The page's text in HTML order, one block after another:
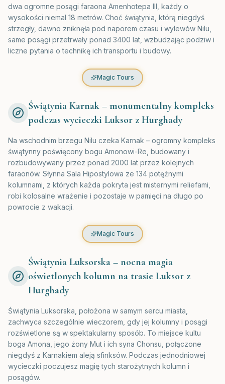
dwa ogromne posągi faraona Amenhotepa III, każdy o
wysokości niemal 18 metrów. Choć świątynia, którą niegdyś
strzegły, dawno zniknęła pod naporem czasu i wylewów Nilu,
same posągi przetrwały ponad 3400 lat, wzbudzając podziw i
liczne pytania o technikę ich transportu i budowy.
Magic Tours
Świątynia Karnak – monumentalny kompleks
podczas wycieczki Luksor z Hurghady
Na wschodnim brzegu Nilu czeka Karnak – ogromny kompleks
świątynny poświęcony bogu Amonowi-Re, budowany i
rozbudowywany przez ponad 2000 lat przez kolejnych
faraonów. Słynna Sala Hipostylowa ze 134 potężnymi
kolumnami, z których każda pokryta jest misternymi reliefami,
robi kolosalne wrażenie i pozostaje w pamięci na długo po
powrocie z wakacji.
Magic Tours
Świątynia Luksorska – nocna magia
oświetlonych kolumn na trasie Luksor z
Hurghady
Świątynia Luksorska, położona w samym sercu miasta,
zachwyca szczególnie wieczorem, gdy jej kolumny i posągi
rozświetlone są w spektakularny sposób. To miejsce kultu
boga Amona, jego żony Mut i ich syna Chonsu, połączone
niegdyś z Karnakiem aleją sfinksów. Podczas jednodniowej
wycieczki poczujesz magię tych starożytnych kolumn i
posągów.